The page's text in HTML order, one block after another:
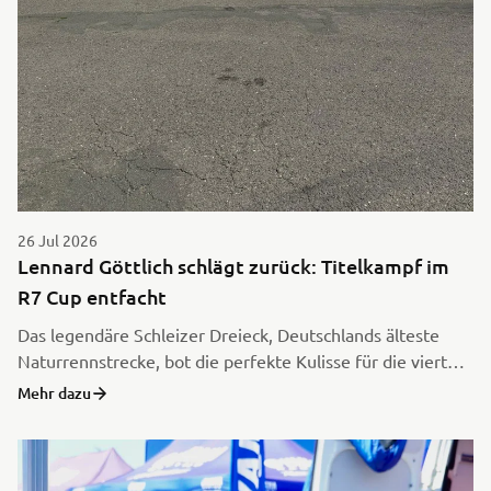
26 Jul 2026
Lennard Göttlich schlägt zurück: Titelkampf im
R7 Cup entfacht
Das legendäre Schleizer Dreieck, Deutschlands älteste
Naturrennstrecke, bot die perfekte Kulisse für die vierte
Station des Yamaha R7 Cups. Im Rahmen der
sich die Nachwuchstalente zwei spannende Rennen und
erstmals in dieser Saison gab es einen neuen Sieger.
Mehr dazu